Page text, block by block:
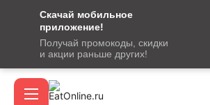
Скачай мобильное
приложение!
Получай промокоды, скидки
и акции раньше других!
сообщение
кодом
подтверждения
Акции